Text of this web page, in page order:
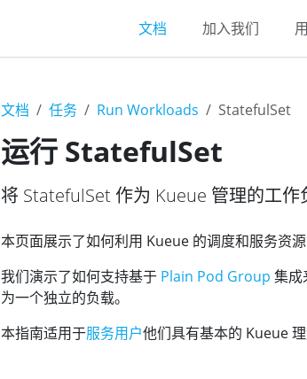
文档 加入我们
文档 任务 Run Workloads StatefulSet
运行 StatefulSet
将 StatefulSet 作为 Kueue 管理的工作
本页面展示了如何利用 Kueue 的调度和服务资
我们演示了如何支持基于 Plain Pod Group 集成
为一个独立的负载。
本指南适用于服务用户他们具有基本的 Kueue